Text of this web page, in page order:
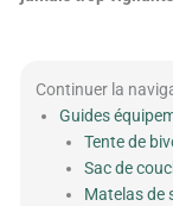
Continuer la
Guides
Tente de
Sac de
Matelas de